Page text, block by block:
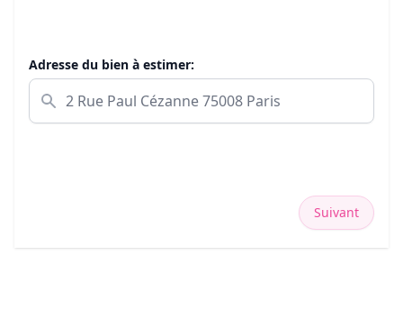
Adresse du bien à estimer:
Suivant